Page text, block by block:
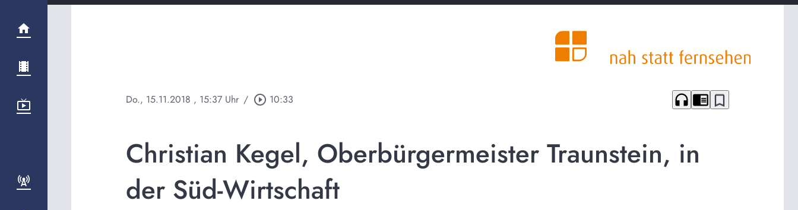
Do., 15.11.2018 , 15:37 Uhr / play_circle_outline 10:33 headphones chrome_reader_mode bookmark_border
Christian Kegel, Oberbürgermeister Traunstein, in
der Süd-Wirtschaft